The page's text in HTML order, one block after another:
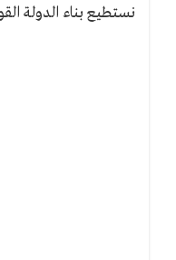
نستطيع بناء الدولة